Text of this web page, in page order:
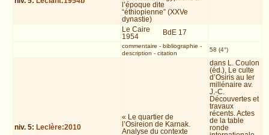
l’époque dite
“éthiopienne” (XXVe
dynastie)
Le Caire
1954
BdE 17
commentaire - bibliographie -
description - citation
58 (4°)
niv. 5: Leclère:2010
« Le quartier de
l’Osireion de Karnak.
Analyse du contexte
dans L. Coulon
(éd.), Le culte
d’Osiris au Ier
millénaire av.
J.-C.
Découvertes et
travaux
récents. Actes
de la table
ronde